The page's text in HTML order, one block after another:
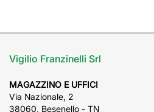
Vigilio Franzinelli Srl
MAGAZZINO E UFFICI
Via Nazionale, 2
38060, Besenello - TN